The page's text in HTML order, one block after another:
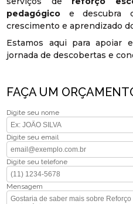
pedagógico e descubra
crescimento e aprendizado
Estamos aqui para apoiar
jornada de descobertas e
FAÇA UM
Digite seu nome
Digite seu email
Digite seu telefone
Mensagem